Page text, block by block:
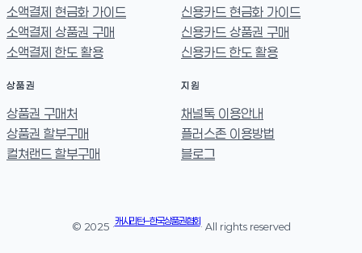
소액결제 현금화 가이드
소액결제 상품권 구매
소액결제 한도 활용
신용카드 현금화 가이드
신용카드 상품권 구매
신용카드 한도 활용
상품권
상품권 구매처
상품권 할부구매
컬쳐랜드 할부구매
지원
채널톡 이용안내
플러스존 이용방법
블로그
© 2025 ·
캐시리턴 – 한국상품권협회
· All rights reserved